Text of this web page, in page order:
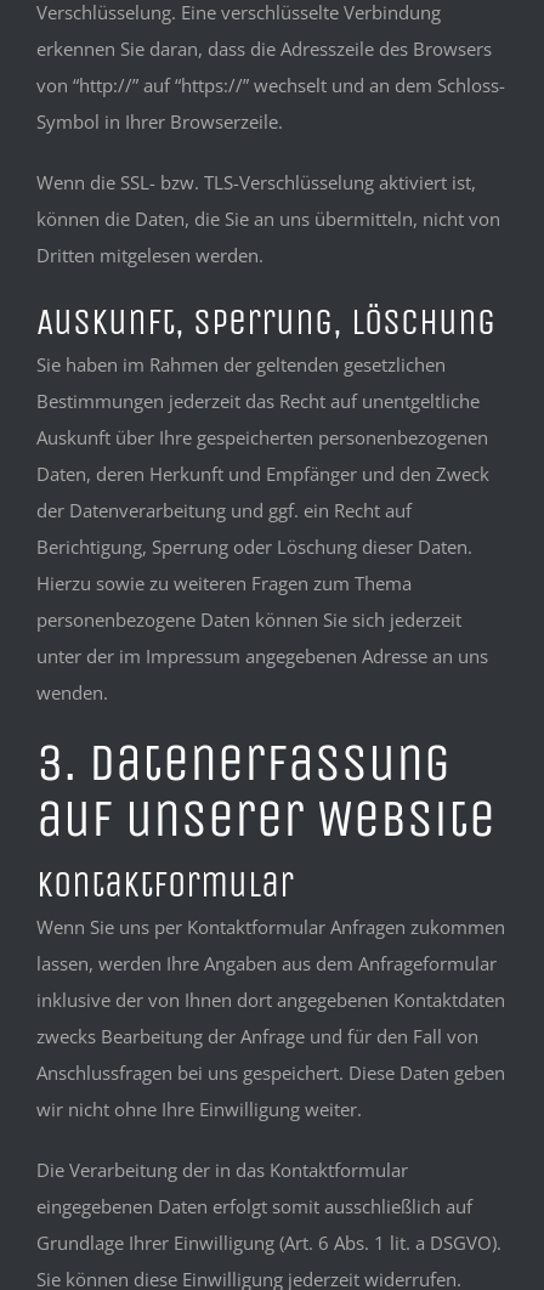
Verschlüsselung. Eine verschlüsselte Verbindung
erkennen Sie daran, dass die Adresszeile des Browsers
von “http://” auf “https://” wechselt und an dem Schloss-
Symbol in Ihrer Browserzeile.
Wenn die SSL- bzw. TLS-Verschlüsselung aktiviert ist,
können die Daten, die Sie an uns übermitteln, nicht von
Dritten mitgelesen werden.
Auskunft, Sperrung, Löschung
Sie haben im Rahmen der geltenden gesetzlichen
Bestimmungen jederzeit das Recht auf unentgeltliche
Auskunft über Ihre gespeicherten personenbezogenen
Daten, deren Herkunft und Empfänger und den Zweck
der Datenverarbeitung und ggf. ein Recht auf
Berichtigung, Sperrung oder Löschung dieser Daten.
Hierzu sowie zu weiteren Fragen zum Thema
personenbezogene Daten können Sie sich jederzeit
unter der im Impressum angegebenen Adresse an uns
wenden.
3. Datenerfassung
auf unserer Website
Kontaktformular
Wenn Sie uns per Kontaktformular Anfragen zukommen
lassen, werden Ihre Angaben aus dem Anfrageformular
inklusive der von Ihnen dort angegebenen Kontaktdaten
zwecks Bearbeitung der Anfrage und für den Fall von
Anschlussfragen bei uns gespeichert. Diese Daten geben
wir nicht ohne Ihre Einwilligung weiter.
Die Verarbeitung der in das Kontaktformular
eingegebenen Daten erfolgt somit ausschließlich auf
Grundlage Ihrer Einwilligung (Art. 6 Abs. 1 lit. a DSGVO).
Sie können diese Einwilligung jederzeit widerrufen.